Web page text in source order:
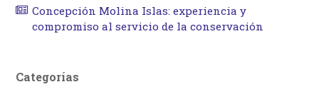
Concepción Molina Islas: experiencia y
compromiso al servicio de la conservación
Categorías